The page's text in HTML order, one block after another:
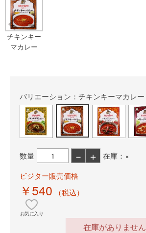
チキンキー
マカレー
Prev
バリエーション：チキンキーマカレー
数量 － ＋
在庫：×
ビジター販売価格
￥540 （税込）
お気に入り
在庫がありません